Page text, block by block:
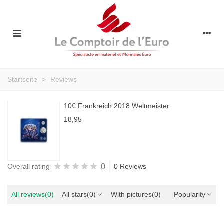
Startseite > Reviews
10€ Frankreich 2018 Weltmeister
18,95
Overall rating 0 0 Reviews
All reviews(0) All stars(0) With pictures(0) Popularity